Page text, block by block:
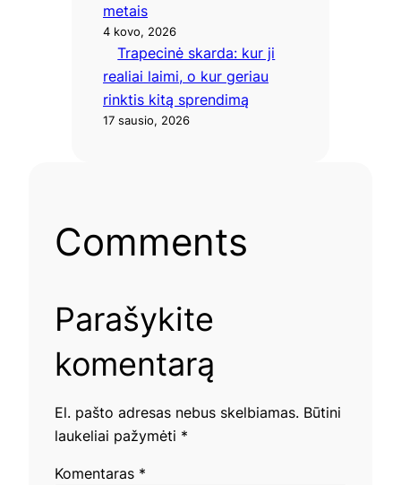
metais
4 kovo, 2026
Trapecinė skarda: kur ji
realiai laimi, o kur geriau
rinktis kitą sprendimą
17 sausio, 2026
Comments
Parašykite
komentarą
El. pašto adresas nebus skelbiamas. Būtini
laukeliai pažymėti *
Komentaras *